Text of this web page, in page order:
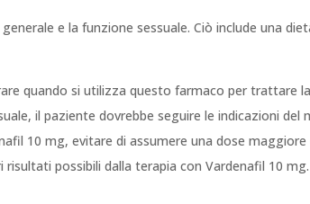
e la funzione sessuale. Ciò include una
quando si utilizza questo farmaco per trattare
il paziente dovrebbe seguire le indicazioni del
10 mg, evitare di assumere una dose
possibili dalla terapia con Vardenafil 10 mg.